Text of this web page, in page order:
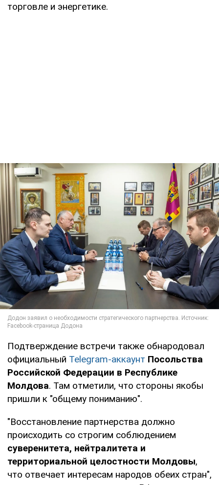
торговле и энергетике.
Подтверждение встречи также обнародовал
официальный Telegram-аккаунт Посольства
Российской Федерации в Республике
Молдова. Там отметили, что стороны якобы
пришли к "общему пониманию".
"Восстановление партнерства должно
происходить со строгим соблюдением
суверенитета, нейтралитета и
территориальной целостности Молдовы,
что отвечает интересам народов обеих стран",